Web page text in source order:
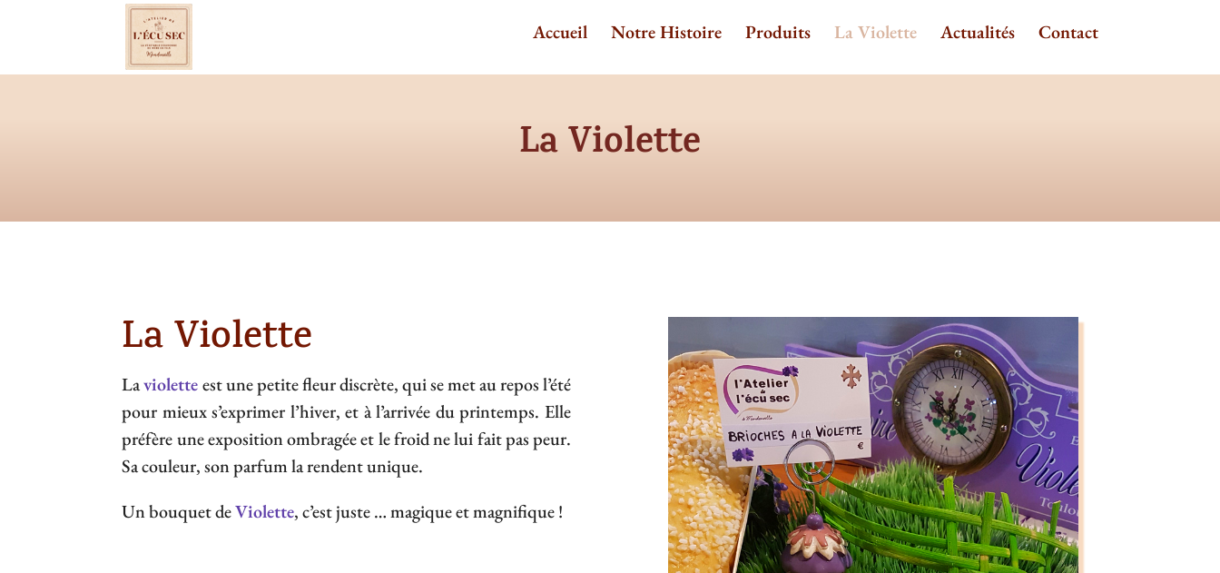
Accueil Notre Histoire Produits La Violette Actualités Contact
La Violette
La Violette
Lavioletteest une petite fleur discrète, qui se met au repos l’été
pour mieux s’exprimer l’hiver, et à l’arrivée du printemps. Elle
préfère une exposition ombragée et le froid ne lui fait pas peur.
Sa couleur, son parfum la rendent unique.
Un bouquet deViolette, c’est juste … magique et magnifique !